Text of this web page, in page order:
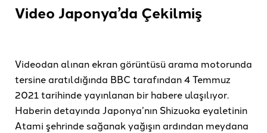
Video Japonya’da Çekilmiş
Videodan alınan ekran görüntüsü arama motorunda
tersine aratıldığında BBC tarafından 4 Temmuz
2021 tarihinde yayınlanan bir habere ulaşılıyor.
Haberin detayında Japonya’nın Shizuoka eyaletinin
Atami şehrinde sağanak yağışın ardından meydana